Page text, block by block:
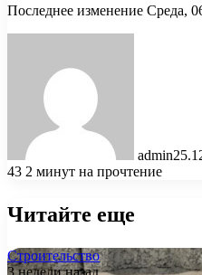
Последнее изменение Среда,
admin
43 2 минут на прочтение
Читайте еще
Строительство
3 недели назад